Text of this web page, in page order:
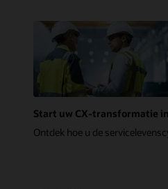
Start uw CX-transformatie
Ontdek hoe u de